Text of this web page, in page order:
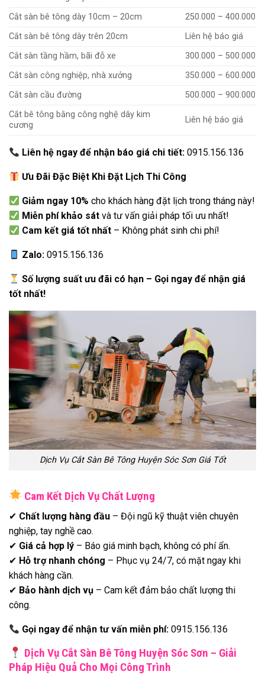
Cắt sàn bê tông dày 10cm – 20cm
250.000 – 400.000
Cắt sàn bê tông dày trên 20cm
Liên hệ báo giá
Cắt sàn tầng hầm, bãi đỗ xe
300.000 – 500.000
Cắt sàn công nghiệp, nhà xưởng
350.000 – 600.000
Cắt sàn cầu đường
500.000 – 900.000
Cắt bê tông bằng công nghệ dây kim
cương
Liên hệ báo giá
Liên hệ ngay để nhận báo giá chi tiết: 0915.156.136
Ưu Đãi Đặc Biệt Khi Đặt Lịch Thi Công
Giảm ngay 10% cho khách hàng đặt lịch trong tháng này!
Miễn phí khảo sát và tư vấn giải pháp tối ưu nhất!
Cam kết giá tốt nhất – Không phát sinh chi phí!
Zalo: 0915.156.136
Số lượng suất ưu đãi có hạn – Gọi ngay để nhận giá
tốt nhất!
Dịch Vụ Cắt Sàn Bê Tông Huyện Sóc Sơn Giá Tốt
Cam Kết Dịch Vụ Chất Lượng
✔ Chất lượng hàng đầu – Đội ngũ kỹ thuật viên chuyên
nghiệp, tay nghề cao.
✔ Giá cả hợp lý – Báo giá minh bạch, không có phí ẩn.
✔ Hỗ trợ nhanh chóng – Phục vụ 24/7, có mặt ngay khi
khách hàng cần.
✔ Bảo hành dịch vụ – Cam kết đảm bảo chất lượng thi
công.
Gọi ngay để nhận tư vấn miễn phí: 0915.156.136
Dịch Vụ Cắt Sàn Bê Tông Huyện Sóc Sơn – Giải
Pháp Hiệu Quả Cho Mọi Công Trình